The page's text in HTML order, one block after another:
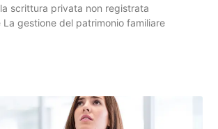
scrittura privata non registrata
gestione del patrimonio familiare